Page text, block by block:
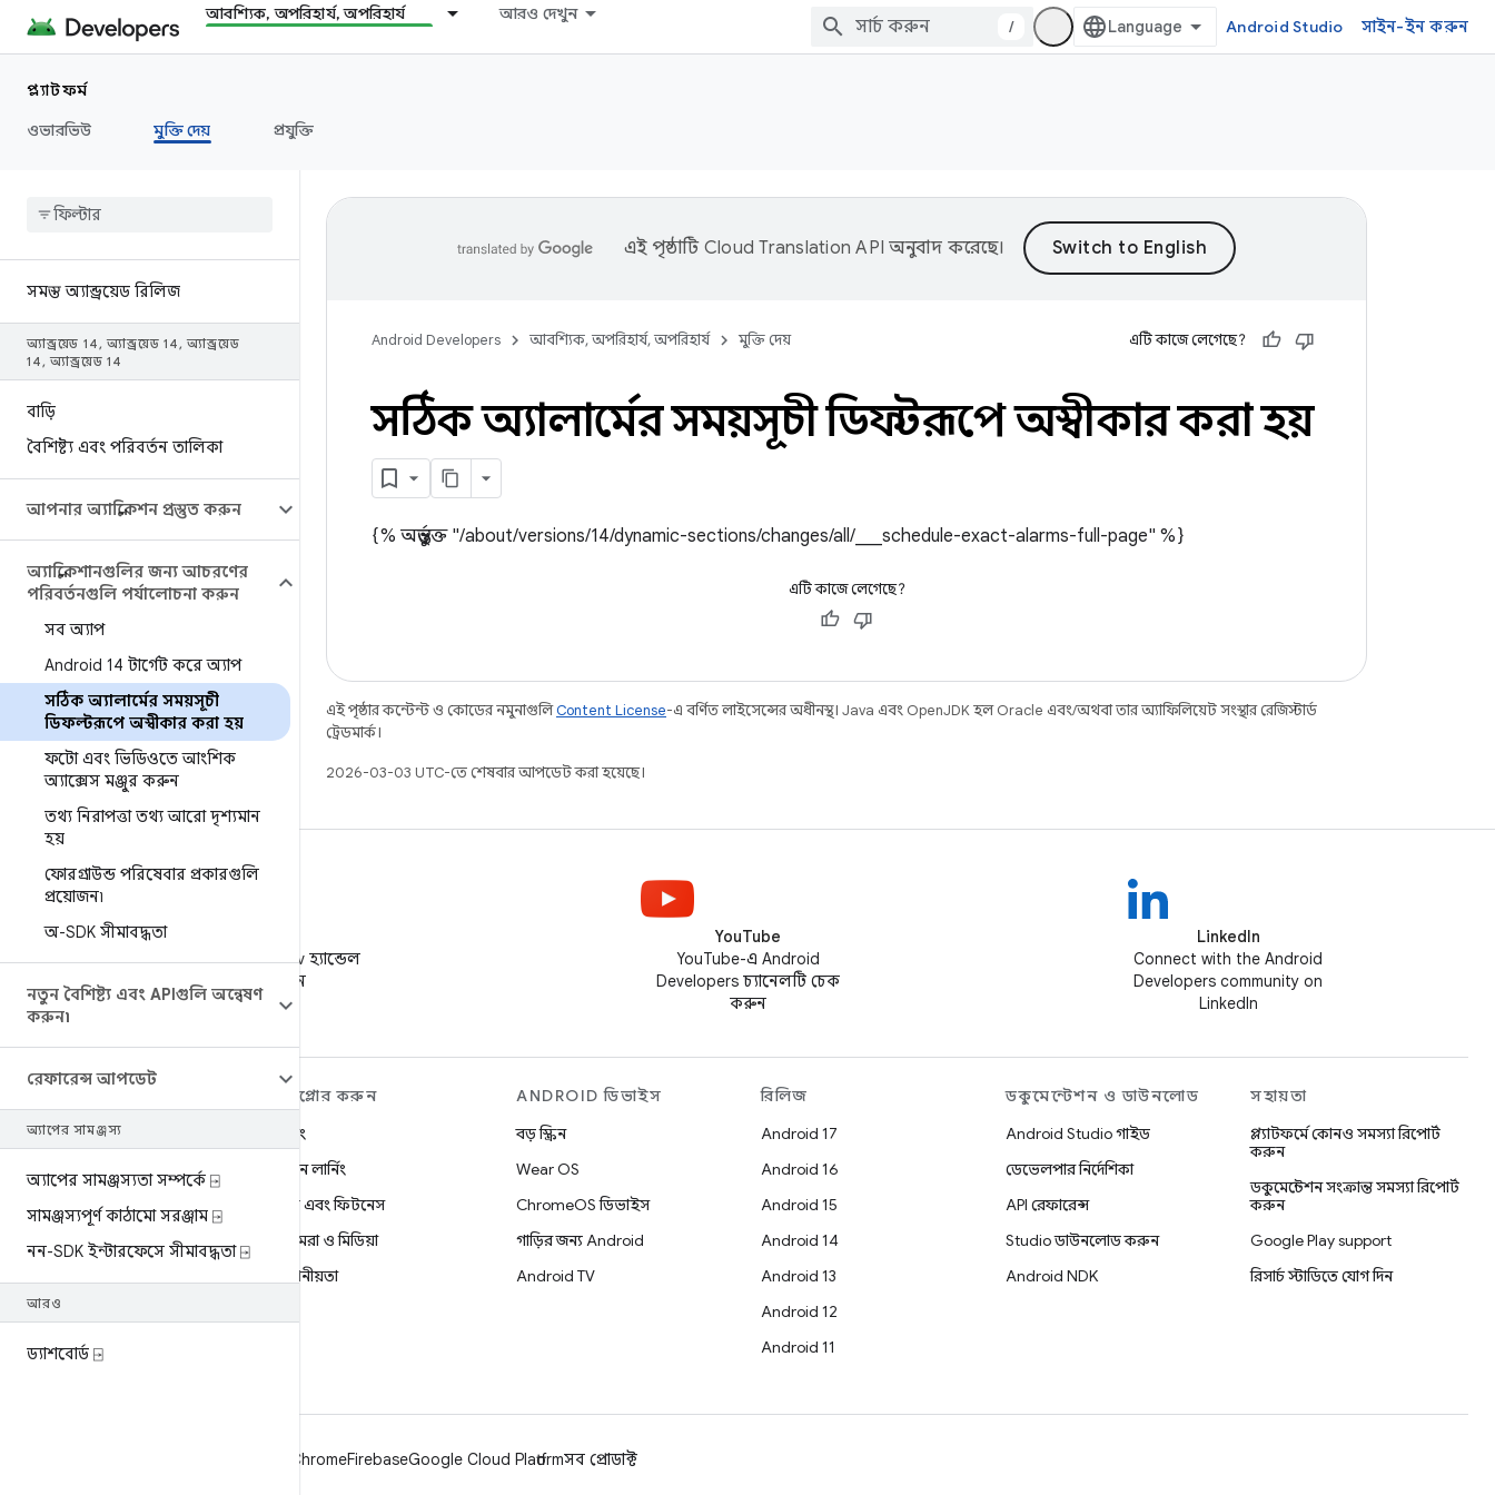
আবশ্যিক, অপরিহার্য, অপরিহার্য আরও দেখুন
/ Android Studio সাইন-ইন করুন
প্ল্যাটফর্ম
ওভারভিউ
মুক্তি দেয় প্রযুক্তি
সমস্ত অ্যান্ড্রয়েড রিলিজ
অ্যান্ড্রয়েড 14, অ্যান্ড্রয়েড 14, অ্যান্ড্রয়েড
14, অ্যান্ড্রয়েড 14
বাড়ি
বৈশিষ্ট্য এবং পরিবর্তন তালিকা
আপনার অ্যাপ্লিকেশন প্রস্তুত করুন
অ্যাপ্লিকেশানগুলির জন্য আচরণের
পরিবর্তনগুলি পর্যালোচনা করুন
সব অ্যাপ
Android 14 টার্গেট করে অ্যাপ
সঠিক অ্যালার্মের সময়সূচী
ডিফল্টরূপে অস্বীকার করা হয়
ফটো এবং ভিডিওতে আংশিক
অ্যাক্সেস মঞ্জুর করুন
তথ্য নিরাপত্তা তথ্য আরো দৃশ্যমান
হয়
ফোরগ্রাউন্ড পরিষেবার প্রকারগুলি
প্রয়োজন৷
অ-SDK সীমাবদ্ধতা
নতুন বৈশিষ্ট্য এবং APIগুলি অন্বেষণ
করুন৷
রেফারেন্স আপডেট
অ্যাপের সামঞ্জস্য
অ্যাপের সামঞ্জস্যতা সম্পর্কে ⍈
সামঞ্জস্যপূর্ণ কাঠামো সরঞ্জাম ⍈
নন-SDK ইন্টারফেসে সীমাবদ্ধতা ⍈
আরও
ড্যাশবোর্ড ⍈
এই পৃষ্ঠাটি Cloud Translation API অনুবাদ করেছে।
Android Developers আবশ্যিক, অপরিহার্য, অপরিহার্য মুক্তি দেয় এটি কাজে লেগেছে?
সঠিক অ্যালার্মের সময়সূচী ডিফল্টরূপে অস্বীকার করা হয়
{% অন্তর্ভুক্ত "/about/versions/14/dynamic-sections/changes/all/___schedule-exact-alarms-full-page" %}
এটি কাজে লেগেছে?
এই পৃষ্ঠার কন্টেন্ট ও কোডের নমুনাগুলিContent License-এ বর্ণিত লাইসেন্সের অধীনস্থ। Java এবং OpenJDK হল Oracle এবং/অথবা তার অ্যাফিলিয়েট সংস্থার রেজিস্টার্ড
ট্রেডমার্ক।
2026-03-03 UTC-তে শেষবার আপডেট করা হয়েছে।
X-এ @AndroidDev হ্যান্ডেল
ফলো করুন
YouTube
YouTube-এ Android
Developers চ্যানেলটি চেক
করুন
LinkedIn
Connect with the Android
Developers community on
LinkedIn
Android
এন্টারপ্রাইজের জন্য Android
নিরাপত্তা
সোর্স
খবর
এক্সপ্লোর করুন
গেমিং
মেশিন লার্নিং
স্বাস্থ্য এবং ফিটনেস
ক্যামেরা ও মিডিয়া
গোপনীয়তা
ANDROID ডিভাইস
বড় স্ক্রিন
Wear OS
ChromeOS ডিভাইস
গাড়ির জন্য Android
Android TV
রিলিজ
Android 17
Android 16
Android 15
Android 14
Android 13
Android 12
Android 11
ডকুমেন্টেশন ও ডাউনলোড
Android Studio গাইড
ডেভেলপার নির্দেশিকা
API রেফারেন্স
Studio ডাউনলোড করুন
Android NDK
সহায়তা
প্ল্যাটফর্মে কোনও সমস্যা রিপোর্ট
করুন
ডকুমেন্টেশন সংক্রান্ত সমস্যা রিপোর্ট
করুন
Google Play support
রিসার্চ স্টাডিতে যোগ দিন
ChromeFirebaseGoogle Cloud Platformসব প্রোডাক্ট